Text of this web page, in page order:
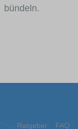
bündeln.
Ratgeber FAQ